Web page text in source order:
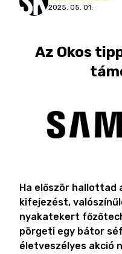
2025. 05. 01.
Az Okos
Ha először hallottad
kifejezést,
nyakatekert
pörgeti egy bátor
életveszélyes akció